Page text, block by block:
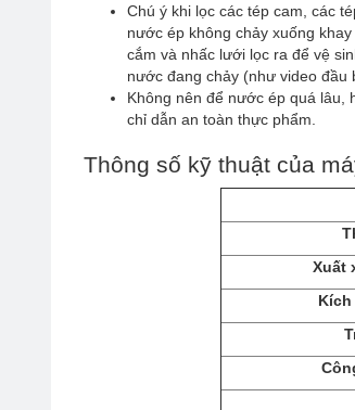
Chú ý khi lọc các tép cam, các
nước ép không chảy xuống
cắm và nhấc lưới lọc ra để vệ
nước đang chảy (như video đầu
Không nên để nước ép quá lâu,
chỉ dẫn an toàn thực phẩm.
Thông số kỹ thuật của
Xuất